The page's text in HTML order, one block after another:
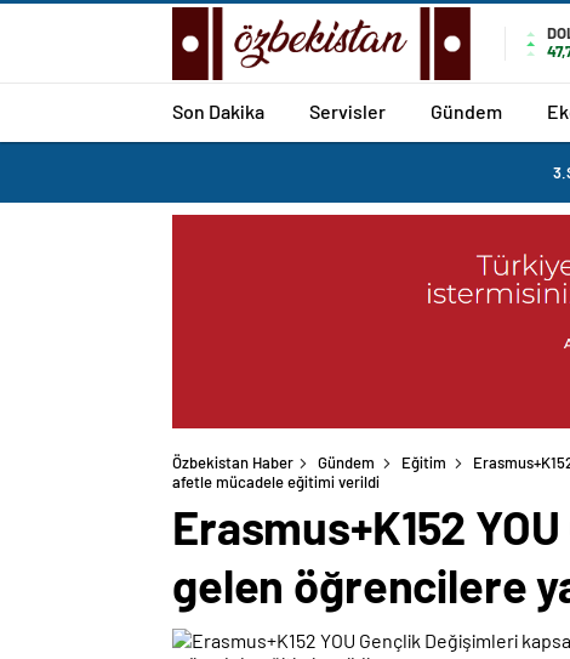
Son Dakika Servisler Gündem
Özbekistan Haber Gündem Eğitim
afetle mücadele eğitimi verildi
Erasmus+K152
gelen öğrencilere